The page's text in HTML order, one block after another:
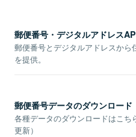
郵便番号・デジタルアドレス
郵便番号とデジタルアドレスから
を提供。
郵便番号データのダウンロード
各種データのダウンロードはこち
更新）